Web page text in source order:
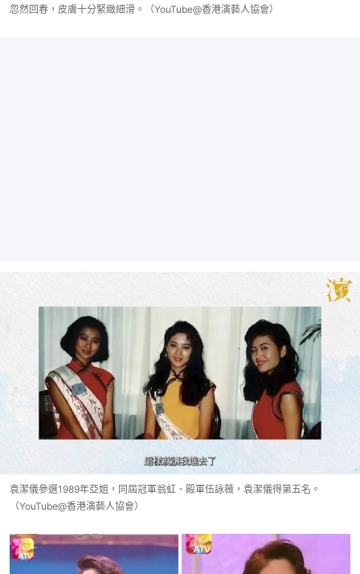
忽然回春，皮膚十分緊緻細滑。（YouTube@香港演藝人協會）
袁潔儀參選1989年亞姐，同屆冠軍翁虹、殿軍伍詠薇，袁潔儀得第五名。
（YouTube@香港演藝人協會）